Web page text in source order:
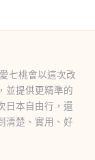
七桃會以這次改
並提供更精準的
日本自由行，還
清楚、實用、好